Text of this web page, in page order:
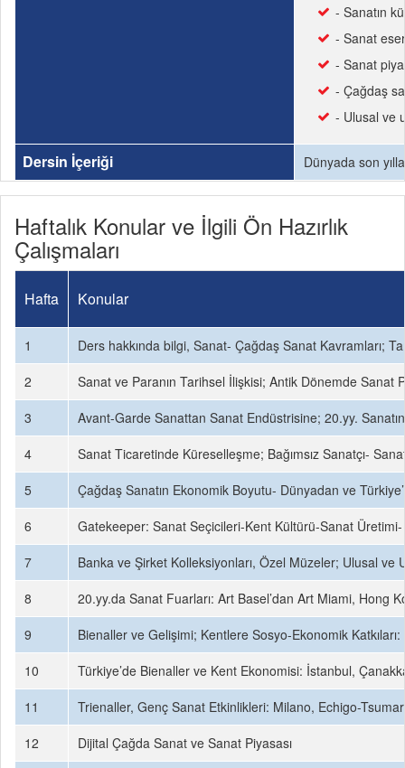
- Sanatın
- Sanat
- Sanat
- Çağdaş
- Ulusal ve
Dersin İçeriği Dünyada son
Haftalık Konular ve İlgili Ön Hazırlık
Çalışmaları
Hafta Konular
1
Ders hakkında bilgi, Sanat- Çağdaş Sanat Kavramları;
2
Sanat ve Paranın Tarihsel İlişkisi; Antik Dönemde Sanat
3
Avant-Garde Sanattan Sanat Endüstrisine; 20.yy.
4
Sanat Ticaretinde Küreselleşme; Bağımsız Sanatçı-
5
Çağdaş Sanatın Ekonomik Boyutu- Dünyadan ve
6
Gatekeeper: Sanat Seçicileri-Kent Kültürü-Sanat
7
Banka ve Şirket Kolleksiyonları, Özel Müzeler; Ulusal ve
8
20.yy.da Sanat Fuarları: Art Basel’dan Art Miami,
9
Bienaller ve Gelişimi; Kentlere Sosyo-Ekonomik
10
Türkiye’de Bienaller ve Kent Ekonomisi: İstanbul,
11
Trienaller, Genç Sanat Etkinlikleri: Milano, Echigo-
12
Dijital Çağda Sanat ve Sanat Piyasası